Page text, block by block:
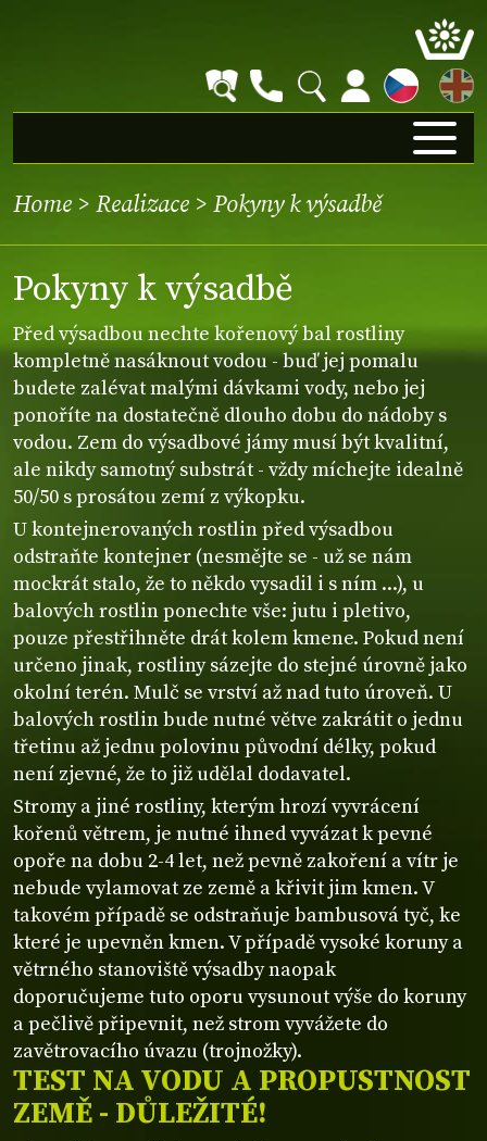
EN
Home > Realizace > Pokyny k výsadbě
Pokyny k výsadbě
Před výsadbou nechte kořenový bal rostliny
kompletně nasáknout vodou - buď jej pomalu
budete zalévat malými dávkami vody, nebo jej
ponoříte na dostatečně dlouho dobu do nádoby s
vodou. Zem do výsadbové jámy musí být kvalitní,
ale nikdy samotný substrát - vždy míchejte idealně
50/50 s prosátou zemí z výkopku.
U kontejnerovaných rostlin před výsadbou
odstraňte kontejner (nesmějte se - už se nám
mockrát stalo, že to někdo vysadil i s ním ...), u
balových rostlin ponechte vše: jutu i pletivo,
pouze přestřihněte drát kolem kmene. Pokud není
určeno jinak, rostliny sázejte do stejné úrovně jako
okolní terén. Mulč se vrství až nad tuto úroveň. U
balových rostlin bude nutné větve zakrátit o jednu
třetinu až jednu polovinu původní délky, pokud
není zjevné, že to již udělal dodavatel.
Stromy a jiné rostliny, kterým hrozí vyvrácení
kořenů větrem, je nutné ihned vyvázat k pevné
opoře na dobu 2-4 let, než pevně zakoření a vítr je
nebude vylamovat ze země a křivit jim kmen. V
takovém případě se odstraňuje bambusová tyč, ke
které je upevněn kmen. V případě vysoké koruny a
větrného stanoviště výsadby naopak
doporučujeme tuto oporu vysunout výše do koruny
a pečlivě připevnit, než strom vyvážete do
zavětrovacího úvazu (trojnožky).
TEST NA VODU A PROPUSTNOST
ZEMĚ - DŮLEŽITÉ!